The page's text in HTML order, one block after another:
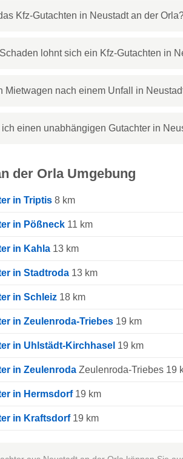
Kfz-Gutachten in Neustadt an der
lohnt sich ein Kfz-Gutachten in
Mietwagen nach einem Unfall in
einen unabhängigen Gutachter in
der Orla Umgebung
in Triptis8 km
in Pößneck11 km
in Kahla13 km
in Stadtroda13 km
in Schleiz18 km
in Zeulenroda-Triebes19 km
in Uhlstädt-Kirchhasel 19 km
in ZeulenrodaZeulenroda-Triebes 19
in Hermsdorf19 km
in Kraftsdorf19 km